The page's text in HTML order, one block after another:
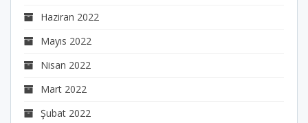
Haziran 2022
Mayıs 2022
Nisan 2022
Mart 2022
Şubat 2022